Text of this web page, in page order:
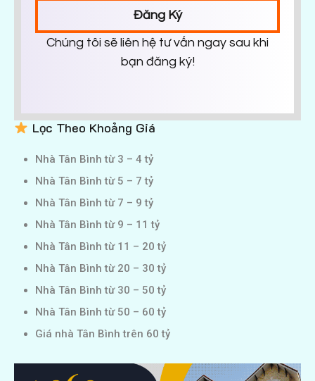
Đăng Ký
Chúng tôi sẽ liên hệ tư vấn ngay sau khi
bạn đăng ký!
Lọc Theo Khoảng Giá
Nhà Tân Bình từ 3 – 4 tỷ
Nhà Tân Bình từ 5 – 7 tỷ
Nhà Tân Bình từ 7 – 9 tỷ
Nhà Tân Bình từ 9 – 11 tỷ
Nhà Tân Bình từ 11 – 20 tỷ
Nhà Tân Bình từ 20 – 30 tỷ
Nhà Tân Bình từ 30 – 50 tỷ
Nhà Tân Bình từ 50 – 60 tỷ
Giá nhà Tân Bình trên 60 tỷ